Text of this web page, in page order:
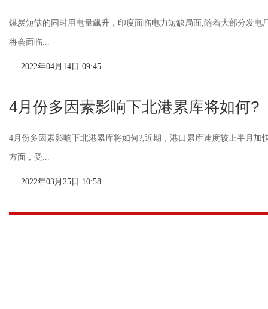
煤炭短缺的同时用电量飙升，印度面临电力短缺局面,随着大部分发电
将会面临...
2022年04月14日 09:45
4月份多因素影响下北港累库将如何?
4月份多因素影响下北港累库将如何?,近期，港口累库速度较上半月
方面，受...
2022年03月25日 10:58